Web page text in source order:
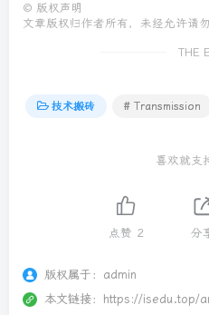
© 版权声明
文章版权归作者所有，未经允许请勿
THE
技术搬砖 # Transmission
喜欢就支
点赞 2 分
版权属于： admin
本文链接： https://isedu.top/